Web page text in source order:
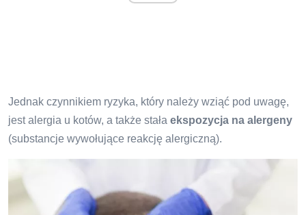
Jednak czynnikiem ryzyka, który należy wziąć pod uwagę,
jest alergia u kotów, a także stała ekspozycja na alergeny
(substancje wywołujące reakcję alergiczną).